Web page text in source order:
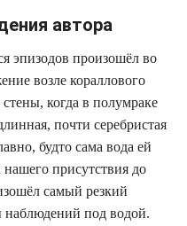
автора
эпизодов произошёл во
возле кораллового
когда в полумраке
почти серебристая
будто сама вода ей
присутствия до
самый резкий
наблюдений под водой.